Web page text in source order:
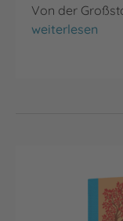
Von der
Sommer mit
weiterlesen